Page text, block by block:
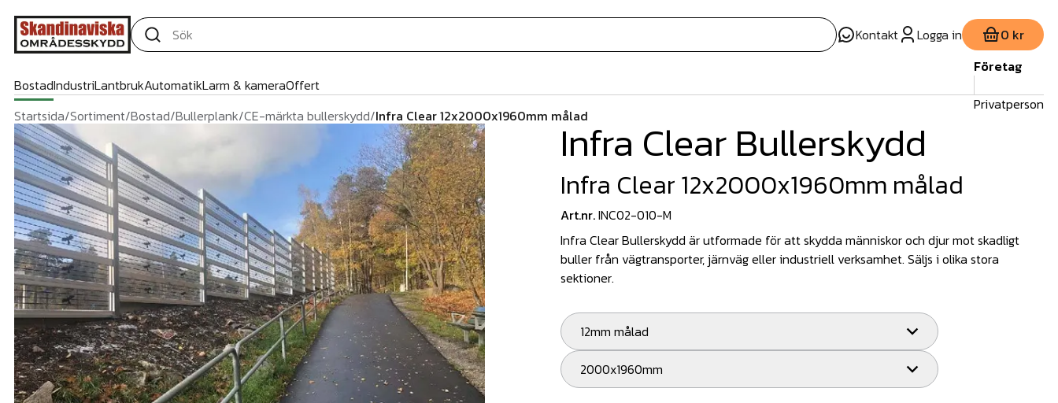
Kontakt Logga in 0 kr
BostadIndustriLantbrukAutomatikLarm & kameraOffert
Företag
Privatperson
Startsida/Sortiment/Bostad/Bullerplank/CE-märkta bullerskydd/Infra Clear 12x2000x1960mm måladInfra Clear Bullerskydd
Infra Clear 12x2000x1960mm målad
Art.nr.INC02-010-M
Infra Clear Bullerskydd är utformade för att skydda människor och djur mot skadligt
buller från vägtransporter, järnväg eller industriell verksamhet. Säljs i olika stora
sektioner.
12mm målad
2000x1960mm